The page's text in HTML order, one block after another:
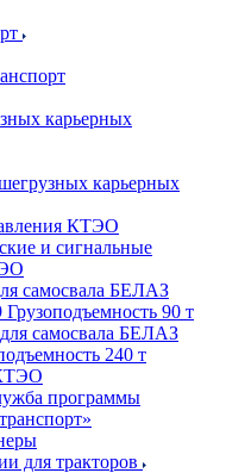
карьерных
карьерных
КТЭО
и сигнальные
самосвала БЕЛАЗ
90 т
самосвала БЕЛАЗ
240 т
программы
для тракторов